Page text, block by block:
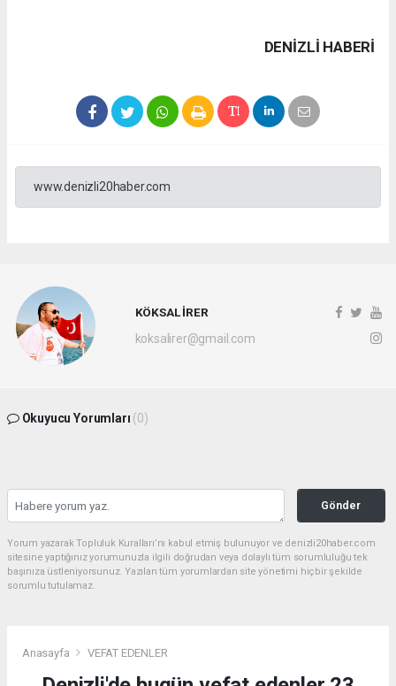
DENIZLI HABERİ
www.denizli20haber.com
KÖKSAL İRER
koksalirer@gmail.com
Okuyucu Yorumları (0)
Gönder
Yorum yazarak Topluluk Kuralları’nı kabul etmiş bulunuyor ve denizli20haber.com
sitesine yaptığınız yorumunuzla ilgili doğrudan veya dolaylı tüm sorumluluğu tek
başınıza üstleniyorsunuz. Yazılan tüm yorumlardan site yönetimi hiçbir şekilde
sorumlu tutulamaz.
Anasayfa VEFAT EDENLER